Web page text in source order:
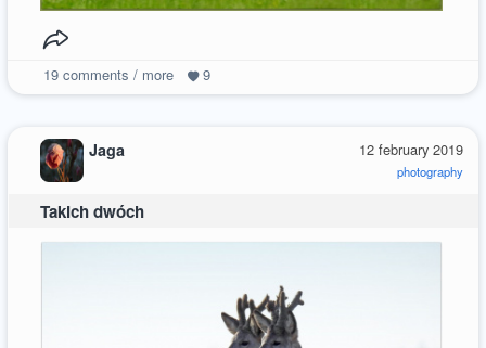
19comments / more 9
12 february 2019
photography
Jaga
Takich dwóch